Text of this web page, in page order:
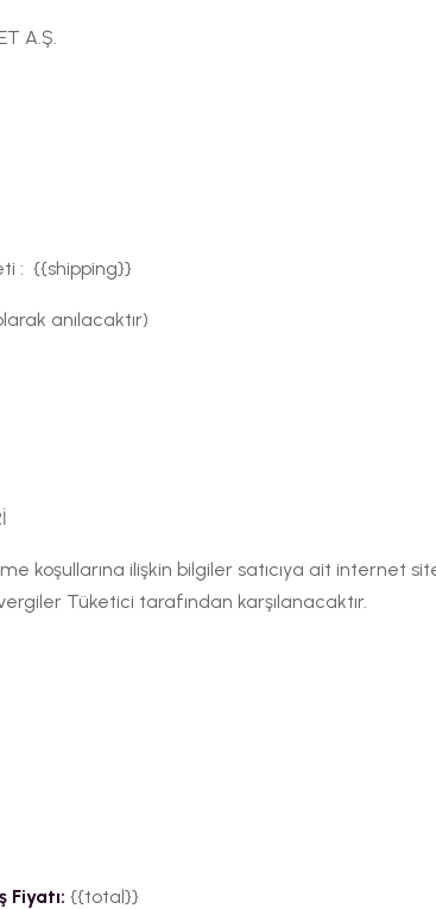
A.Ş.
: {{shipping}}
anılacaktır)
koşullarına ilişkin bilgiler satıcıya ait
Tüketici tarafından karşılanacaktır.
Fiyatı: {{total}}